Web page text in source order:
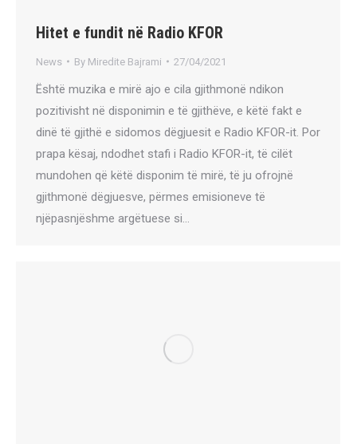
Hitet e fundit në Radio KFOR
News By Miredite Bajrami 27/04/2021
Është muzika e mirë ajo e cila gjithmonë ndikon
pozitivisht në disponimin e të gjithëve, e këtë fakt e
dinë të gjithë e sidomos dëgjuesit e Radio KFOR-it. Por
prapa kësaj, ndodhet stafi i Radio KFOR-it, të cilët
mundohen që këtë disponim të mirë, të ju ofrojnë
gjithmonë dëgjuesve, përmes emisioneve të
njëpasnjëshme argëtuese si…